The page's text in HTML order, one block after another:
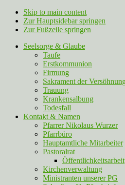
Skip to main content
Zur Hauptsidebar springen
Zur Fußzeile springen
Seelsorge & Glaube
Taufe
Erstkommunion
Firmung
Sakrament der
Trauung
Krankensalbung
Todesfall
Kontakt & Namen
Pfarrer Nikolaus Wurzer
Pfarrbüro
Hauptamtliche Mitarbeiter
Pastoralrat
Öffentlichkeitsarbeit
Kirchenverwaltung
Ministranten unserer PG